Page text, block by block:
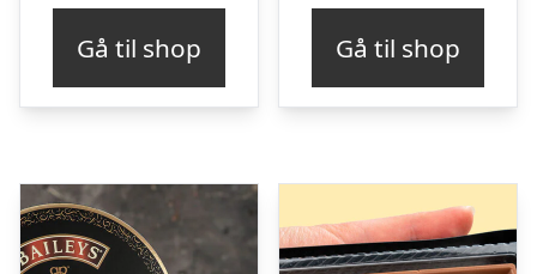
Gå til shop Gå til shop